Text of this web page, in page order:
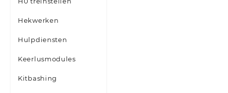
Hekwerken
Hulpdiensten
Keerlusmodules
Kitbashing